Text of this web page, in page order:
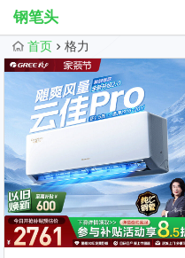
钢笔头
首页 格力